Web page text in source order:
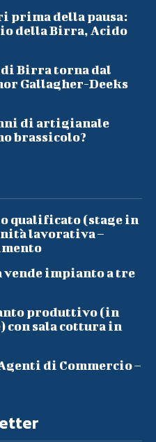
prima della pausa:
della Birra, Acido
di Birra torna dal
Gallagher-Deeks
di artigianale
brassicolo?
qualificato (stage in
lavorativa –
impianto a tre
produttivo (in
con sala cottura in
di Commercio –